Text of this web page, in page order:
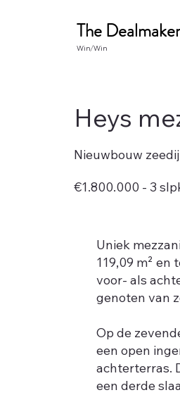
The
Win/win
Uniek
119,09 m² en
voor- als
genoten van
Op de
een open
achterterras.
een derde
Heys
Nieuwbouw
€1.800.000 - 3